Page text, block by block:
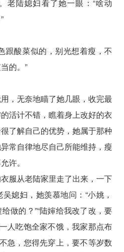
老陆媳妇看了她一眼：“啥动
跟酸菜似的，别光想着瘦，不
的。”
，无奈地瞄了她几眼，收完最
活计不错，瞧着身上改好的衣
了解自己的优势，她属于那种
常自律地尽自己所能维持，瘦
许。
服从老陆家里走了出来，一下
媳妇，她羡慕地问：“小姚，
做的？”“陆婶给我改了改，要
人吃饱全家不饿，我家那点布
急，您得先穿上，要不等岁数